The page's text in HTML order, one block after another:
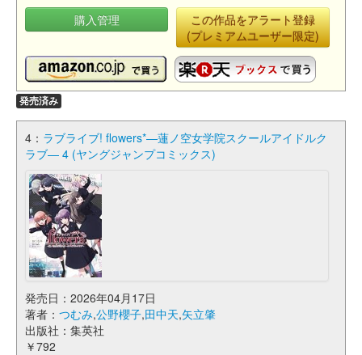
購入管理
この作品をアラート登録
(プレミアムユーザー限定)
発売済み
4： ラブライブ! flowers*―蓮ノ空女学院スクールアイドルク
ラブ― 4 (ヤングジャンプコミックス)
発売日：2026年04月17日
著者： つむみ,公野櫻子,田中天,矢立肇
出版社：集英社
￥792